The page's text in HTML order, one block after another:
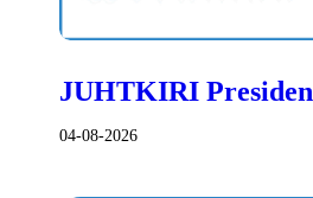
JUHTKIRI
04-08-2026